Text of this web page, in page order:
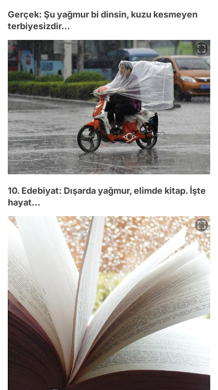
Gerçek: Şu yağmur bi dinsin, kuzu kesmeyen
terbiyesizdir...
10. Edebiyat: Dışarda yağmur, elimde kitap. İşte
hayat...